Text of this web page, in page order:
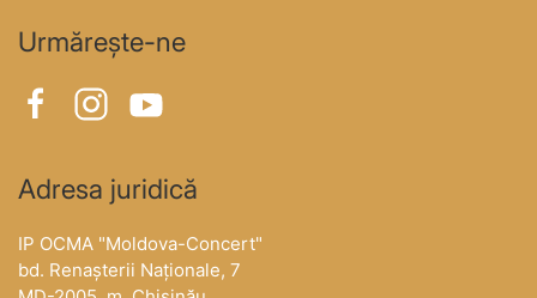
Urmărește-ne
Adresa juridică
IP OCMA "Moldova-Concert"
bd. Renașterii Naționale, 7